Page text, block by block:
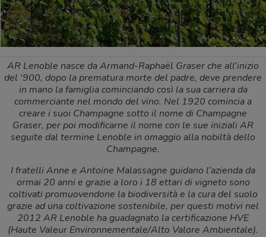
AR Lenoble nasce da Armand-Raphaël Graser che all’inizio
del ‘900, dopo la prematura morte del padre, deve prendere
in mano la famiglia cominciando così la sua carriera da
commerciante nel mondo del vino. Nel 1920 comincia a
creare i suoi Champagne sotto il nome di Champagne
Graser, per poi modificarne il nome con le sue iniziali AR
seguite dal termine Lenoble in omaggio alla nobiltà dello
Champagne.
I fratelli Anne e Antoine Malassagne guidano l’azienda da
ormai 20 anni e grazie a loro i 18 ettari di vigneto sono
coltivati promuovendone la biodiversità e la cura del suolo
grazie ad una coltivazione sostenibile, per questi motivi nel
2012 AR Lenoble ha guadagnato la certificazione HVE
(Haute Valeur Environnementale/Alto Valore Ambientale).